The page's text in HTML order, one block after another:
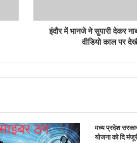
इंदौर में भानजे ने सुपारी देकर
वीडियो काल पर
मध्य प्रदेश
योजना को दि